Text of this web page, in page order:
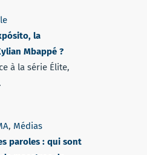
la
Mbappé ?
à la série Élite,
, Médias
paroles : qui sont